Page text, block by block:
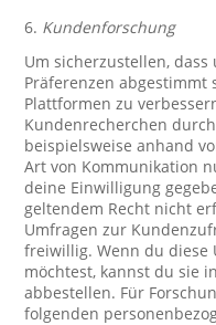
6. Kundenforschung
Um sicherzustellen,
Präferenzen
Plattformen zu
Kundenrecherchen
beispielsweise anhand
Art von Kommunikation
deine Einwilligung
geltendem Recht nicht
Umfragen zur
freiwillig. Wenn du diese
möchtest, kannst du sie
abbestellen. Für
folgenden